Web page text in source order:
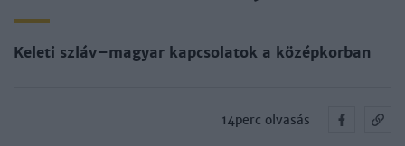
Keleti szláv–magyar kapcsolatok a középkorban
14perc olvasás